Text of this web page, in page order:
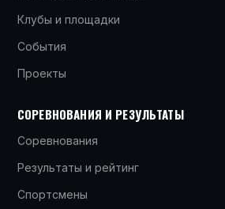
Клубы и площадки
События
Проекты
СОРЕВНОВАНИЯ И РЕЗУЛЬТАТЫ
Соревнования
Результаты и рейтинг
Спортсмены